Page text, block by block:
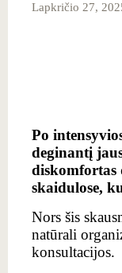
Lapkričio 27,
Po
deginantį
diskomfortas
skaidulose,
Nors šis
natūrali
konsultacijos.